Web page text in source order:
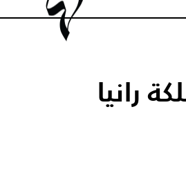
رانيا